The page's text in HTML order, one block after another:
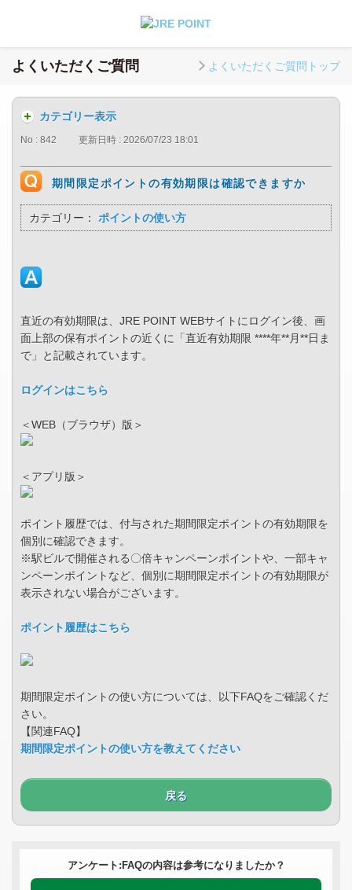
よくいただくご質問 よくいただくご質問トップ
カテゴリー表示
No : 842 更新日時 : 2026/07/23 18:01
期間限定ポイントの有効期限は確認できますか
カテゴリー： ポイントの使い方
直近の有効期限は、JRE POINT WEBサイトにログイン後、画
面上部の保有ポイントの近くに「直近有効期限 ****年**月**日ま
で」と記載されています。
ログインはこちら
＜WEB（ブラウザ）版＞
＜アプリ版＞
ポイント履歴では、付与された期間限定ポイントの有効期限を
個別に確認できます。
※駅ビルで開催される〇倍キャンペーンポイントや、一部キャ
ンペーンポイントなど、個別に期間限定ポイントの有効期限が
表示されない場合がございます。
ポイント履歴はこちら
期間限定ポイントの使い方については、以下FAQをご確認くだ
さい。
【関連FAQ】
期間限定ポイントの使い方を教えてください
戻る
アンケート:FAQの内容は参考になりましたか？